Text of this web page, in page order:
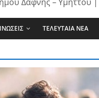
ΤΕΛΕΥΤΑΙΑ ΝΕΑ